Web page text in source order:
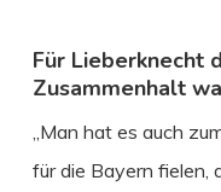
Für Lieberknecht
Zusammenhalt
„Man hat es auch
für die Bayern fielen,